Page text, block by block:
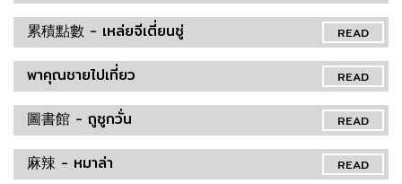
READ
累積點數 - เหล่ยจีเตี่ยนซู่
READ
พาคุณชายไปเที่ยว
READ
圖書館 - ถูซูกวั่น
READ
麻辣 - หมาล่า